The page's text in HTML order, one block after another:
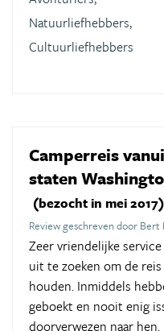
Natuurliefhebbers,
Cultuurliefhebbers
Camperreis
staten
(bezocht in mei 2017)
Review geschreven door
Zeer vriendelijke
uit te zoeken om de
houden. Inmiddels
geboekt en nooit enig
doorverwezen naar hen.